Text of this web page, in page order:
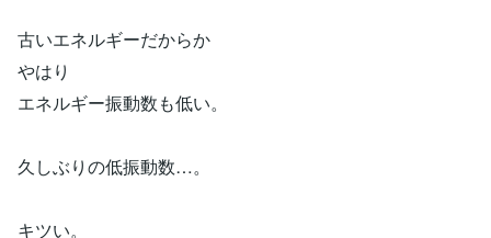
古いエネルギーだからか
やはり
エネルギー振動数も低い。
久しぶりの低振動数…。
キツい。